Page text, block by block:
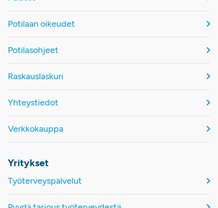
Potilaan oikeudet
Potilasohjeet
Raskauslaskuri
Yhteystiedot
Verkkokauppa
Yritykset
Työterveyspalvelut